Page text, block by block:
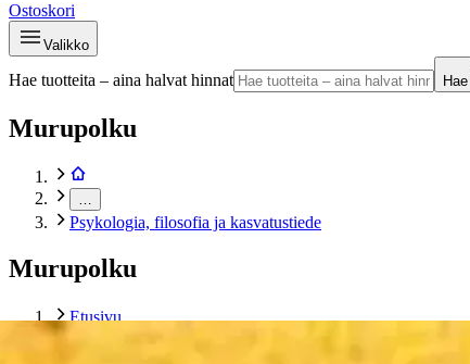
Ostoskori
Valikko
Hae tuotteita – aina halvat hinnat Hae
Murupolku
Psykologia, filosofia ja kasvatustiede
Murupolku
Etusivu